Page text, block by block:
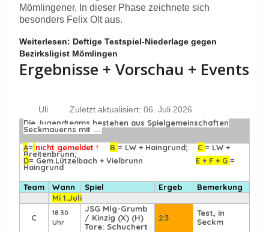
Mömlingener. In dieser Phase zeichnete sich
besonders Felix Olt aus.
Weiterlesen: Deftige Testspiel-Niederlage gegen
Bezirksligist Mömlingen
Ergebnisse + Vorschau + Events
Uli
Zuletzt aktualisiert: 06. Juli 2026
Die Jugendteams bestehen aus Spielgemeinschaften
Seckmauerns mit .....
A= nicht gemeldet ! B = LW + Haingrund;C = LW +
Breitenbrunn;
D= Gem.Lützelbach + Vielbrunn E + F + G =
Haingrund
Team Wann Spiel Ergeb
Bemerkung
Mi 1.Juli
C
18.30
Uhr
JSG Mlg-Grumb
/ Kinzig (X) (H)
Tore: Schuchert
2:3
Test, in
Seckm